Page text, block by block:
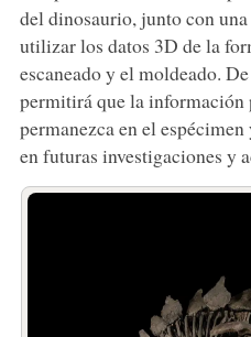
del dinosaurio, junto con
utilizar los datos 3D de la
escaneado y el moldeado.
permitirá que la
permanezca en el
en futuras investigaciones y